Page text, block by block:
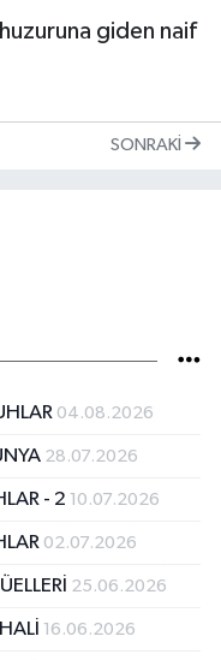
giden naif
SONRAKI
04.08.2026
28.07.2026
- 2 10.07.2026
02.07.2026
25.06.2026
16.06.2026